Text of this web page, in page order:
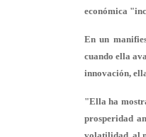
económica
En un
cuando ella
innovación,
"Ella ha
prosperidad